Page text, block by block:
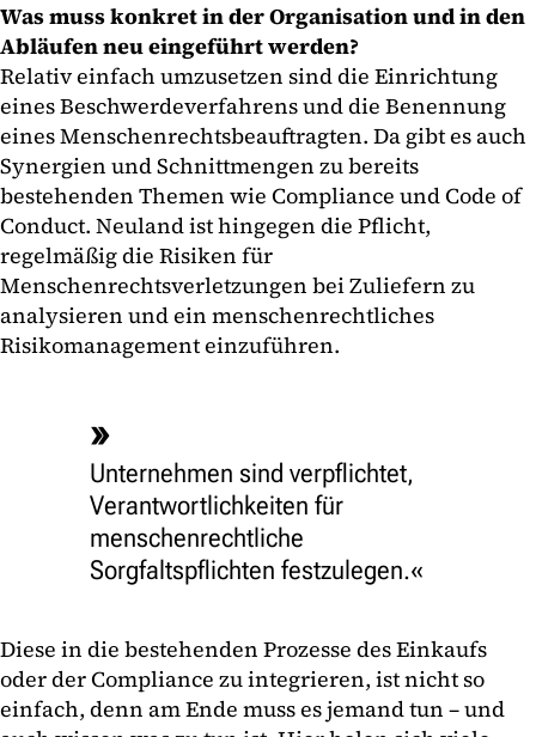
Was muss konkret in der Organisation und in den
Abläufen neu eingeführt werden?
Relativ einfach umzusetzen sind die Einrichtung
eines Beschwerdeverfahrens und die Benennung
eines Menschenrechtsbeauftragten. Da gibt es auch
Synergien und Schnittmengen zu bereits
bestehenden Themen wie Compliance und Code of
Conduct. Neuland ist hingegen die Pflicht,
regelmäßig die Risiken für
Menschenrechtsverletzungen bei Zuliefern zu
analysieren und ein menschenrechtliches
Risikomanagement einzuführen.
Unternehmen sind verpflichtet,
Verantwortlichkeiten für
menschenrechtliche
Sorgfaltspflichten festzulegen.
Diese in die bestehenden Prozesse des Einkaufs
oder der Compliance zu integrieren, ist nicht so
einfach, denn am Ende muss es jemand tun – und